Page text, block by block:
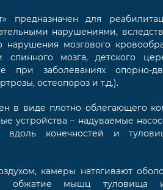
предназначен для
нарушениями,
нарушения мозгового
спинного мозга, детского
заболеваниях опорно-
остеопороз и т.д.).
в виде плотно облегающего
устройства – надуваемые
вдоль конечностей и
камеры натягивают
обжатие мышц туловища